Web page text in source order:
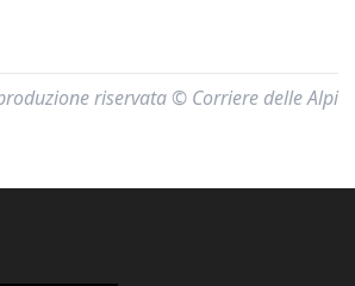
riservata © Corriere delle Alpi